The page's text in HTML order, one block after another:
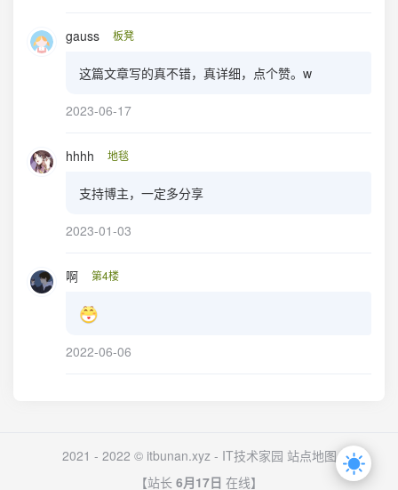
gauss 板凳
这篇文章写的真不错，真详细，点个赞。w
2023-06-17
hhhh 地毯
支持博主，一定多分享
2023-01-03
啊 第4楼
2022-06-06
2021 - 2022 © itbunan.xyz - IT技术家园 站点地图
【站长 6月17日 在线】